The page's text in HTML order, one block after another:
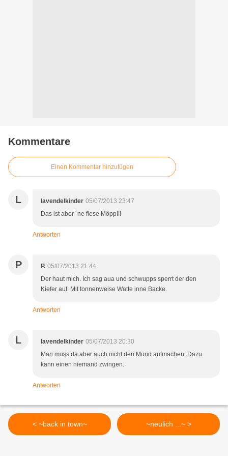
Kommentare
Einen Kommentar hinzufügen
L lavendelkinder 05/07/2013 23:47
Das ist aber ´ne fiese Möpp!!!
Antworten
P P. 05/07/2013 21:44
Der haut mich. Ich sag aua und schwupps sperrt der den
Kiefer auf. Mit tonnenweise Watte inne Backe.
Antworten
L lavendelkinder 05/07/2013 20:30
Man muss da aber auch nicht den Mund aufmachen. Dazu
kann einen niemand zwingen.
Antworten
< ~back in town~ ~neulich ...~ >